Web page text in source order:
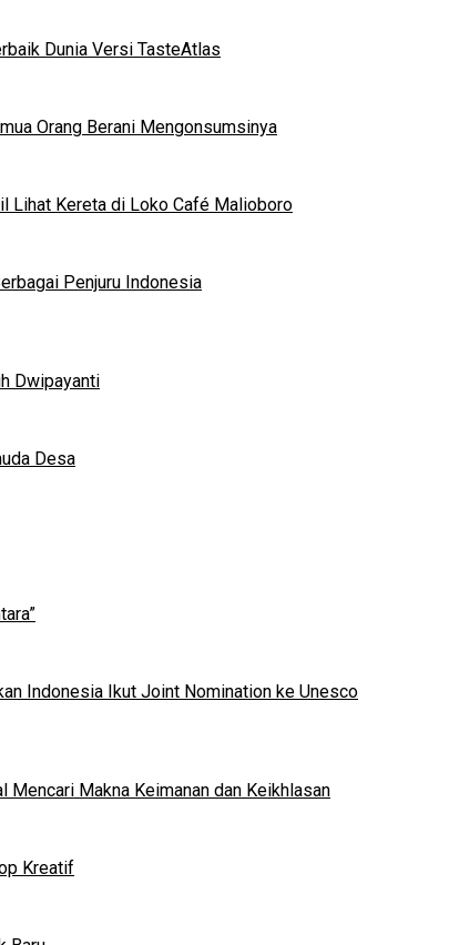
Dunia Versi TasteAtlas
Orang Berani Mengonsumsinya
Lihat Kereta di Loko Café Malioboro
Penjuru Indonesia
Dwipayanti
Desa
Indonesia Ikut Joint Nomination ke Unesco
Mencari Makna Keimanan dan Keikhlasan
Kreatif